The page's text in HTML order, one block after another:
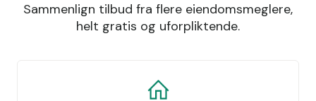
Sammenlign tilbud fra flere eiendomsmeglere,
helt gratis og uforpliktende.